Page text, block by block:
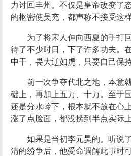
力讨回丰州。不仅是皇帝改变了
的枢密使吴充，都声称不接受这
为了将宋人伸向西夏的手打
待了不少时日，下了许多功夫。
中干，畏大辽如虎，只要自己保
前一次争夺代北之地，本意
础上，再加上五万、十万。至于
还是分水岭下，根本就不放在心
涨了点脸面，都没捞到半点实际
如果是当初李元昊的。听说
清的纷争后，他受命调解此事时